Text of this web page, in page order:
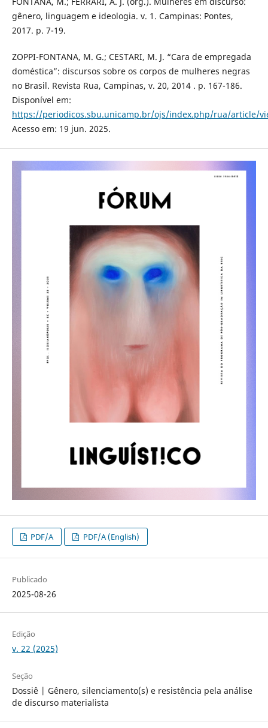
gênero, linguagem e ideologia. v. 1. Campinas: Pontes,
2017. p. 7-19.
ZOPPI-FONTANA, M. G.; CESTARI, M. J. “Cara de empregada
doméstica”: discursos sobre os corpos de mulheres negras
no Brasil. Revista Rua, Campinas, v. 20, 2014 . p. 167-186.
Disponível em:
https://periodicos.sbu.unicamp.br/ojs/index.php/rua/article/
Acesso em: 19 jun. 2025.
PDF/A PDF/A (English)
Publicado
2025-08-26
Edição
v. 22 (2025)
Seção
Dossiê | Gênero, silenciamento(s) e resistência pela análise
de discurso materialista